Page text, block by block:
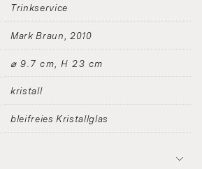
Trinkservice
Mark Braun 2010
⌀ 9.7 cm, H 23 cm
kristall
bleifreies Kristallglas